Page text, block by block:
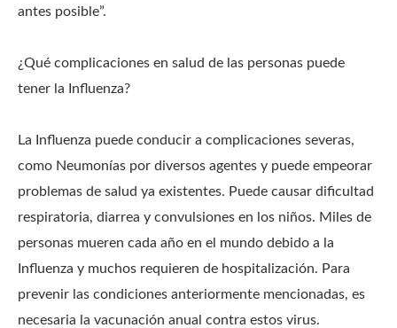
antes posible”.
¿Qué complicaciones en salud de las personas puede
tener la Influenza?
La Influenza puede conducir a complicaciones severas,
como Neumonías por diversos agentes y puede empeorar
problemas de salud ya existentes. Puede causar dificultad
respiratoria, diarrea y convulsiones en los niños. Miles de
personas mueren cada año en el mundo debido a la
Influenza y muchos requieren de hospitalización. Para
prevenir las condiciones anteriormente mencionadas, es
necesaria la vacunación anual contra estos virus.